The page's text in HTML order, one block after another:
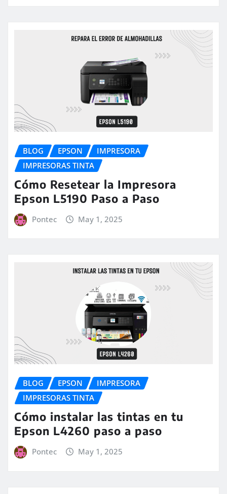
BLOG EPSON
IMPRESORA
IMPRESORAS TINTA
Cómo Resetear la Impresora
Epson L5190 Paso a Paso
Pontec May 1, 2025
BLOG EPSON
IMPRESORA
IMPRESORAS TINTA
Cómo instalar las tintas en tu
Epson L4260 paso a paso
Pontec May 1, 2025